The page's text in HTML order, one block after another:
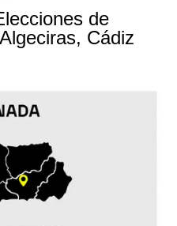
de
Cádiz